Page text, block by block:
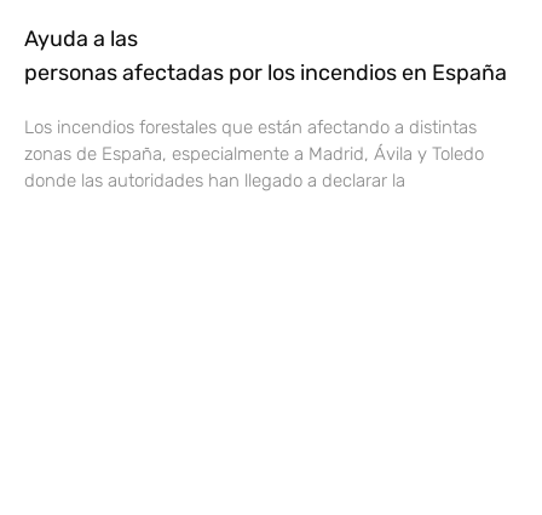
Ayuda a las
personas afectadas por los incendios en España
Los incendios forestales que están afectando a distintas
zonas de España, especialmente a Madrid, Ávila y Toledo
donde las autoridades han llegado a declarar la